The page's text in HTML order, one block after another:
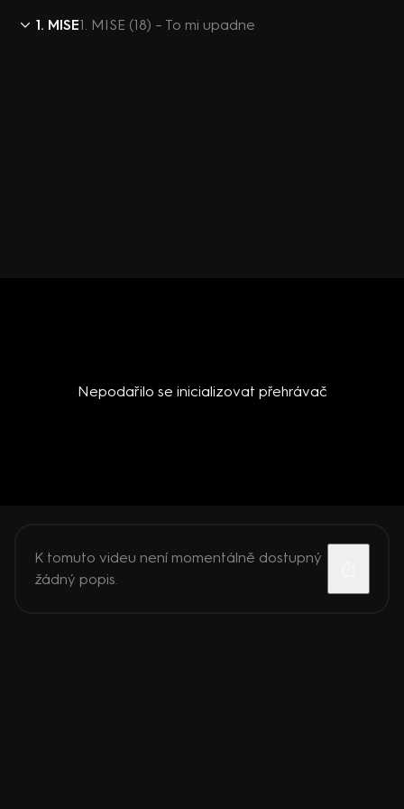
1. MISE1. MISE (18) – To mi upadne
Nepodařilo se inicializovat přehrávač
K tomuto videu není momentálně dostupný
žádný popis.